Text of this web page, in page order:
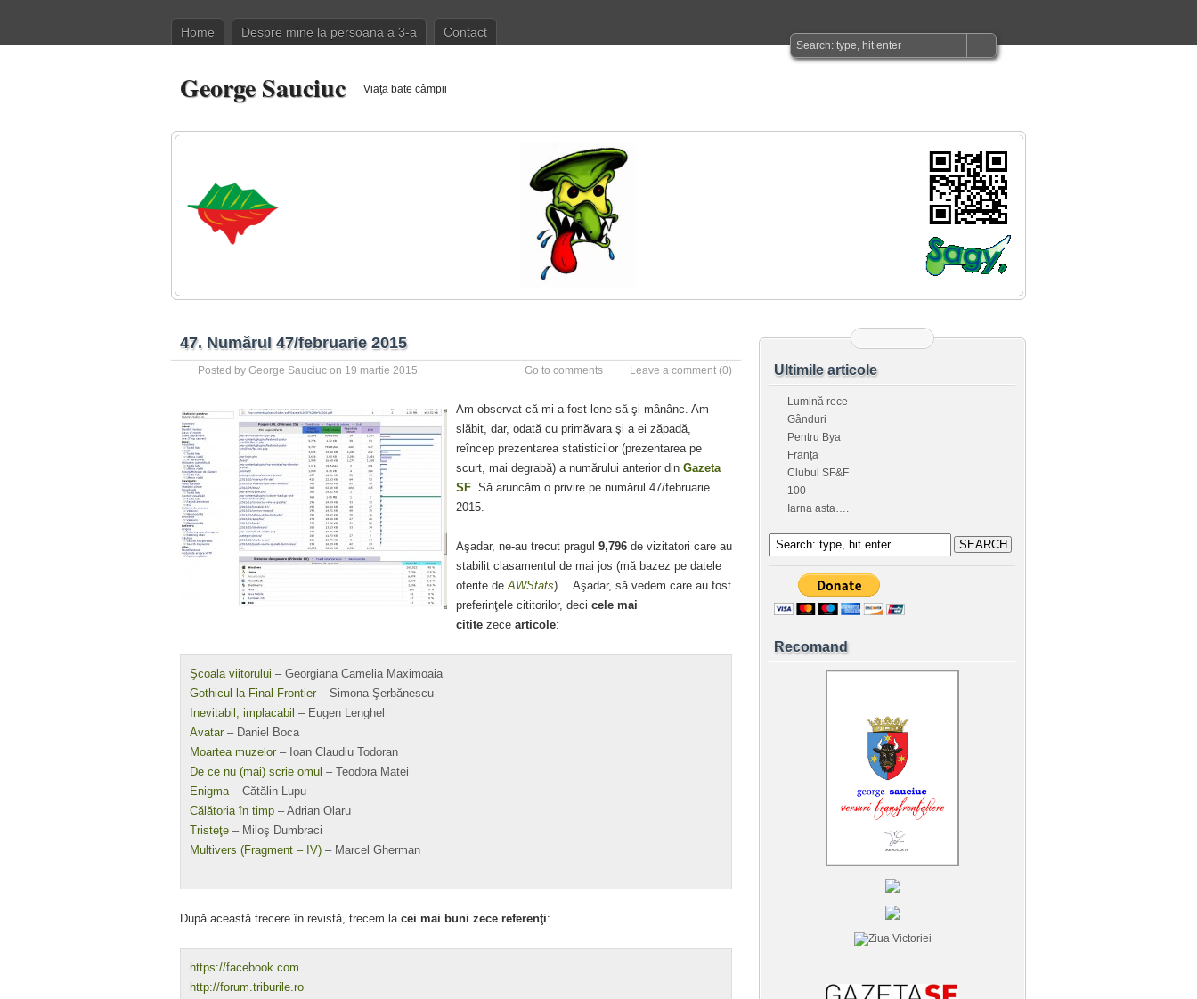
Home Despre mine la persoana a 3-a Contact
George Sauciuc Viaţa bate câmpii
47. Numărul 47/februarie 2015
Posted by George Sauciuc on 19 martie 2015 Leave a comment (0)
Go to comments
Am observat că mi-a fost lene să şi mânânc. Am
slăbit, dar, odată cu primăvara şi a ei zăpadă,
reîncep prezentarea statisticilor (prezentarea pe
scurt, mai degrabă) a numărului anterior din Gazeta
SF. Să aruncăm o privire pe numărul 47/februarie
2015.
Aşadar, ne-au trecut pragul 9,796 de vizitatori care au
stabilit clasamentul de mai jos (mă bazez pe datele
oferite deAWStats)… Aşadar, să vedem care au fost
preferinţele cititorilor, deci cele mai
citite zece articole:
Şcoala viitorului – Georgiana Camelia Maximoaia
Gothicul la Final Frontier– Simona Şerbănescu
Inevitabil, implacabil – Eugen Lenghel
Avatar– Daniel Boca
Moartea muzelor– Ioan Claudiu Todoran
De ce nu (mai) scrie omul – Teodora Matei
Enigma– Cătălin Lupu
Călătoria în timp – Adrian Olaru
Tristeţe – Miloş Dumbraci
Multivers (Fragment – IV) – Marcel Gherman
După această trecere în revistă, trecem la cei mai buni zece referenţi:
https://facebook.com
http://forum.triburile.ro
Ultimile articole
Lumină rece
Gânduri
Pentru Bya
Franța
Clubul SF&F
100
Iarna asta….
Recomand